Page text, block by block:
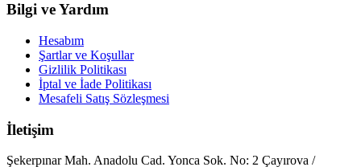
Bilgi ve Yardım
Hesabım
Şartlar ve Koşullar
Gizlilik Politikası
İptal ve İade Politikası
Mesafeli Satış Sözleşmesi
İletişim
Şekerpınar Mah. Anadolu Cad. Yonca Sok. No: 2 Çayırova /